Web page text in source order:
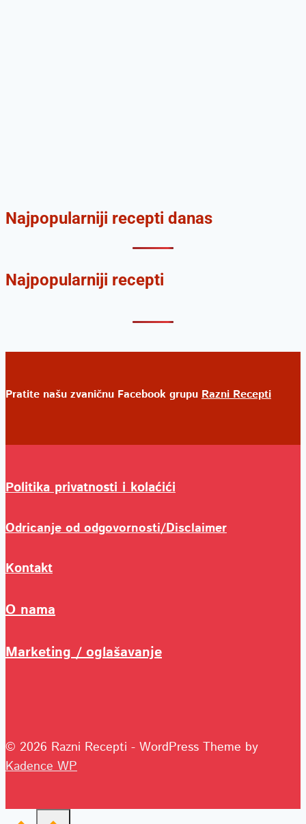
Najpopularniji recepti danas
Najpopularniji recepti
Pratite našu zvaničnu Facebook grupu Razni Recepti
Politika privatnosti i kolaćići
Odricanje od odgovornosti/Disclaimer
Kontakt
O nama
Marketing / oglašavanje
© 2026 Razni Recepti - WordPress Theme by
Kadence WP